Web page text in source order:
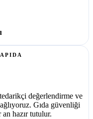
değerlendirme ve
Gıda güvenliği
an hazır tutulur.